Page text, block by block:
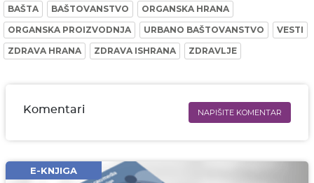
BAŠTA BAŠTOVANSTVO
ORGANSKA HRANA
ORGANSKA PROIZVODNJA
URBANO BAŠTOVANSTVO
VESTI
ZDRAVA HRANA
ZDRAVA ISHRANA ZDRAVLJE
Komentari NAPIŠITE KOMENTAR
Email* obavezno
E-KNJIGA